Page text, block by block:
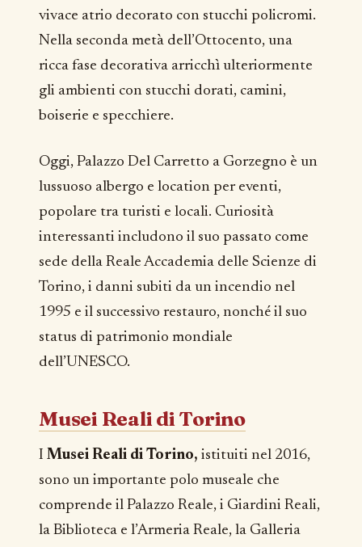
vivace atrio decorato con stucchi policromi.
Nella seconda metà dell’Ottocento, una
ricca fase decorativa arricchì ulteriormente
gli ambienti con stucchi dorati, camini,
boiserie e specchiere.
Oggi, Palazzo Del Carretto a Gorzegno è un
lussuoso albergo e location per eventi,
popolare tra turisti e locali. Curiosità
interessanti includono il suo passato come
sede della Reale Accademia delle Scienze di
Torino, i danni subiti da un incendio nel
1995 e il successivo restauro, nonché il suo
status di patrimonio mondiale
dell’UNESCO.
Musei Reali di Torino
I Musei Reali di Torino, istituiti nel 2016,
sono un importante polo museale che
comprende il Palazzo Reale, i Giardini Reali,
la Biblioteca e l’Armeria Reale, la Galleria